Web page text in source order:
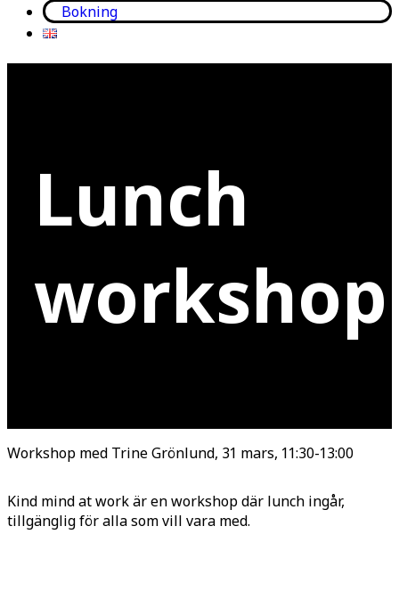
Bokning
Lunch
workshop
Workshop med Trine Grönlund, 31 mars, 11:30-13:00
Kind mind at work är en workshop där lunch ingår,
tillgänglig för alla som vill vara med.